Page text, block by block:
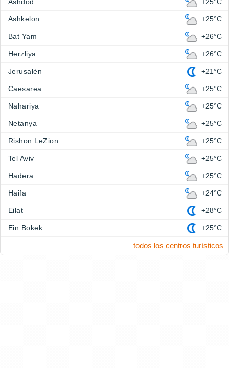
Ashdod +25°C
Ashkelon +25°C
Bat Yam +26°C
Herzliya +26°C
Jerusalén +21°C
Caesarea +25°C
Nahariya +25°C
Netanya +25°C
Rishon LeZion +25°C
Tel Aviv +25°C
Hadera +25°C
Haifa +24°C
Eilat +28°C
Ein Bokek +25°C
todos los centros turísticos